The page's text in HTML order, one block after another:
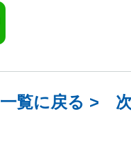
一覧に戻る >